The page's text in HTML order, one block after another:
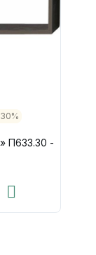
П633.30 -